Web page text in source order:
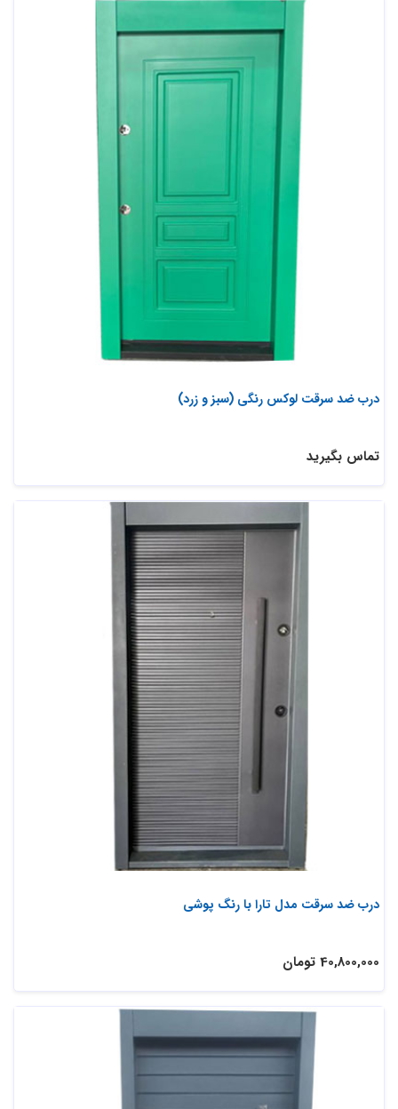
درب ضد سرقت لوکس رنگی (سبز و زرد)
تماس بگیرید
درب ضد سرقت مدل تارا با رنگ پوشی
40,800,000 تومان